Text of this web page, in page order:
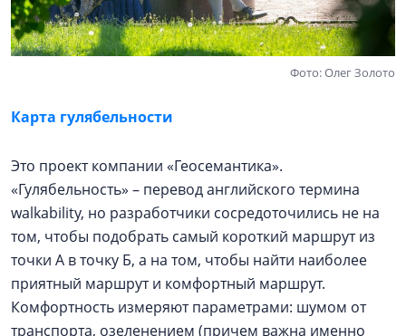
Фото: Олег Золото
Карта гулябельности
Это проект компании «Геосемантика».
«Гулябельность» – перевод английского термина
walkability, но разработчики сосредоточились не на
том, чтобы подобрать самый короткий маршрут из
точки А в точку Б, а на том, чтобы найти наиболее
приятный маршрут и комфортный маршрут.
Комфортность измеряют параметрами: шумом от
транспорта, озеленением (причем важна именно